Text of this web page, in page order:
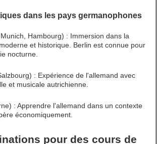
dans les pays germanophones
Hambourg) : Immersion dans la
et historique. Berlin est connue pour
nocturne.
: Expérience de l'allemand avec
et musicale autrichienne.
: Apprendre l'allemand dans un contexte
économiquement.
pour des cours de